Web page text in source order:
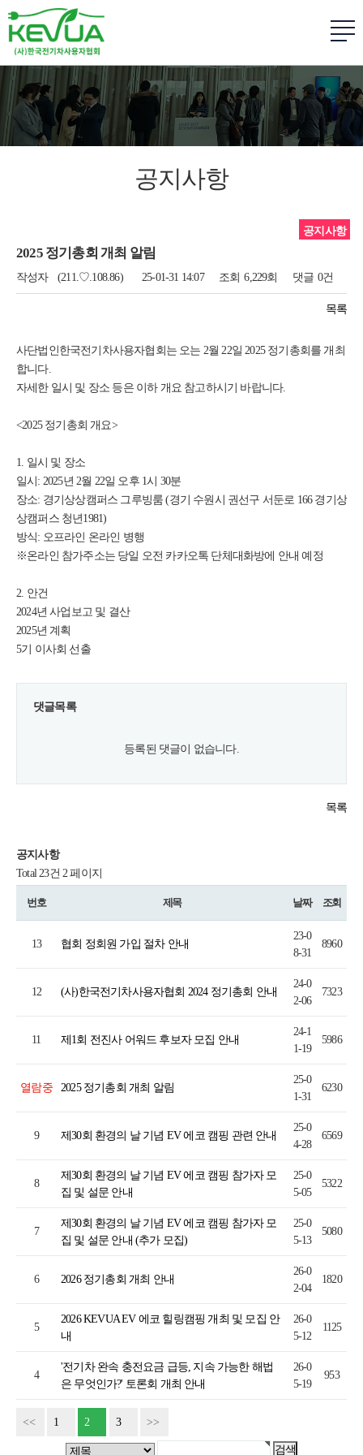
공지사항
공지사항
2025 정기총회 개최 알림
작성자 (211.♡.108.86) 25-01-31 14:07 조회 6,229회 댓글 0건
목록
사단법인한국전기차사용자협회는 오는 2월 22일 2025 정기총회를 개최
합니다.
자세한 일시 및 장소 등은 이하 개요 참고하시기 바랍니다.
<2025 정기총회 개요>
1. 일시 및 장소
일시: 2025년 2월 22일 오후 1시 30분
장소: 경기상상캠퍼스 그루빙룸 (경기 수원시 권선구 서둔로 166 경기상
상캠퍼스 청년1981)
방식: 오프라인 온라인 병행
※온라인 참가주소는 당일 오전 카카오톡 단체대화방에 안내 예정
2. 안건
2024년 사업보고 및 결산
2025년 계획
5기 이사회 선출
댓글목록
등록된 댓글이 없습니다.
목록
공지사항
Total 23건 2 페이지
번호 제목 날짜 조회
13 협회 정회원 가입 절차 안내
23-0
8-31
8960
12 (사)한국전기차사용자협회 2024 정기총회 안내
24-0
2-06
7323
11 제1회 전진사 어워드 후보자 모집 안내
24-1
1-19
5986
열람중 2025 정기총회 개최 알림
25-0
1-31
6230
9 제30회 환경의 날 기념 EV 에코 캠핑 관련 안내
25-0
4-28
6569
8
제30회 환경의 날 기념 EV 에코 캠핑 참가자 모
집 및 설문 안내
25-0
5-05
5322
7
제30회 환경의 날 기념 EV 에코 캠핑 참가자 모
집 및 설문 안내 (추가 모집)
25-0
5-13
5080
6 2026 정기총회 개최 안내
26-0
2-04
1820
5
2026 KEVUA EV 에코 힐링캠핑 개최 및 모집 안
내
26-0
5-12
1125
4
'전기차 완속 충전요금 급등, 지속 가능한 해법
은 무엇인가?' 토론회 개최 안내
26-0
5-19
953
<< 1 2 3 >>